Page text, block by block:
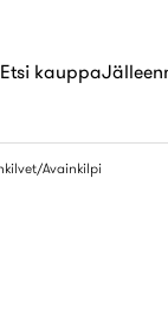
Etsi kauppa
Avainkilpi